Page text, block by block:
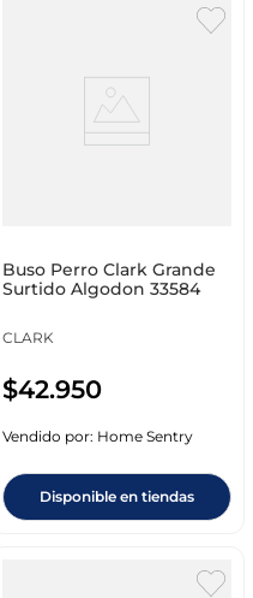
Buso Perro Clark Grande
Surtido Algodon 33584
CLARK
$42.950
Vendido por: Home Sentry
Disponible en tiendas